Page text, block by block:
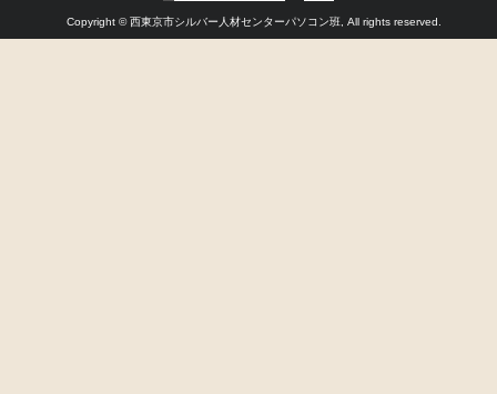
Copyright © 西東京市シルバー人材センターパソコン班, All rights reserved.